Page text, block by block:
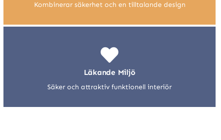
Kombinerar säkerhet och en tilltalande design
Läkande Miljö
Säker och attraktiv funktionell interiör